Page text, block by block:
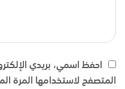
احفظ اسمي، بريدي
المتصفح لاستخدامها المرة